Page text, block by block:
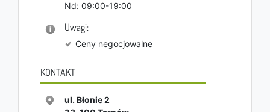
Nd: 09:00-19:00
Uwagi:
Ceny negocjowalne
KONTAKT
ul. Błonie 2